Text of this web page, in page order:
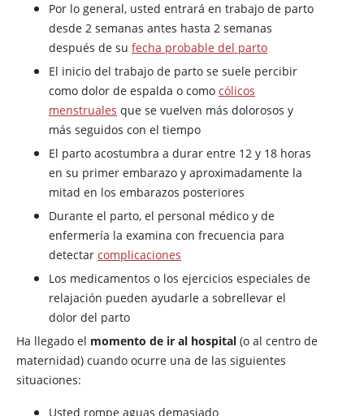
Por lo general, usted entrará en trabajo de parto
desde 2 semanas antes hasta 2 semanas
después de su fecha probable del parto
El inicio del trabajo de parto se suele percibir
como dolor de espalda o como cólicos
menstruales que se vuelven más dolorosos y
más seguidos con el tiempo
El parto acostumbra a durar entre 12 y 18 horas
en su primer embarazo y aproximadamente la
mitad en los embarazos posteriores
Durante el parto, el personal médico y de
enfermería la examina con frecuencia para
detectar complicaciones
Los medicamentos o los ejercicios especiales de
relajación pueden ayudarle a sobrellevar el
dolor del parto
Ha llegado el momento de ir al hospital (o al centro de
maternidad) cuando ocurre una de las siguientes
situaciones:
Usted rompe aguas demasiado